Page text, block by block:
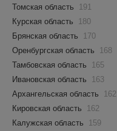
Томская область
191
Курская область
180
Брянская область
170
Оренбургская область
168
Тамбовская область
165
Ивановская область
163
Архангельская область
162
Кировская область
162
Калужская область
159